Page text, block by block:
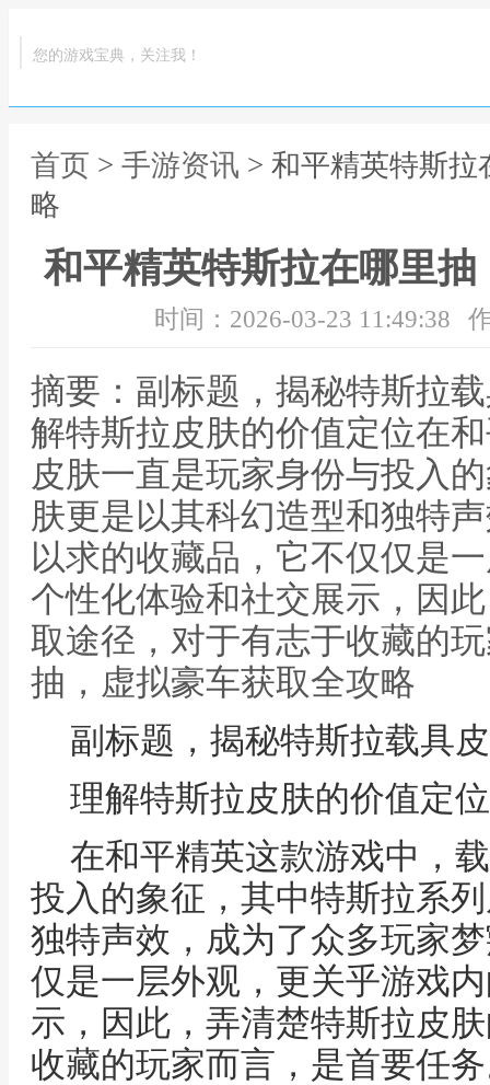
您的游戏宝典，关注我！
首页 > 手游资讯 > 和平精英特斯
略
和平精英特斯拉在哪里
时间：2026-03-23 11:49:38
摘要：副标题，揭秘特斯拉
解特斯拉皮肤的价值定位在
皮肤一直是玩家身份与投入
肤更是以其科幻造型和独特
以求的收藏品，它不仅仅是
个性化体验和社交展示，因
取途径，对于有志于收藏的
抽，虚拟豪车获取全攻略
副标题，揭秘特斯拉载具
理解特斯拉皮肤的价值定位
在和平精英这款游戏中，
投入的象征，其中特斯拉系
独特声效，成为了众多玩家
仅是一层外观，更关乎游戏
示，因此，弄清楚特斯拉皮
收藏的玩家而言，是首要任